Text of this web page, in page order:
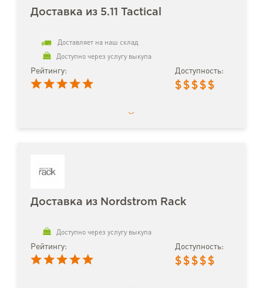
Доставка из 5.11 Tactical
Доставляет на наш склад
Доступно через услугу выкупа
Рейтингу: Доступность:
$ $ $ $ $
Доставка из Nordstrom Rack
Доступно через услугу выкупа
Рейтингу: Доступность:
$ $ $ $ $